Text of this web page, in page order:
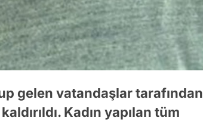
gelen vatandaşlar tarafından
Kadın yapılan tüm